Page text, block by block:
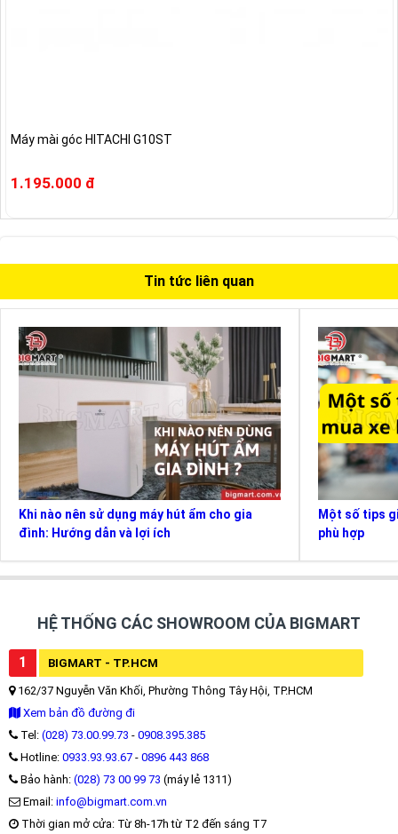
Máy mài góc HITACHI G10ST
1.195.000 đ
Tin tức liên quan
Khi nào nên sử dụng máy hút ẩm cho gia
đình: Hướng dẫn và lợi ích
Một số tips
phù hợp
HỆ THỐNG CÁC SHOWROOM CỦA BIGMART
1 BIGMART - TP.HCM
162/37 Nguyễn Văn Khối, Phường Thông Tây Hội, TP.HCM
Xem bản đồ đường đi
Tel: (028) 73.00.99.73 - 0908.395.385
Hotline: 0933.93.93.67 - 0896 443 868
Bảo hành: (028) 73 00 99 73 (máy lẻ 1311)
Email: info@bigmart.com.vn
Thời gian mở cửa: Từ 8h-17h từ T2 đến sáng T7